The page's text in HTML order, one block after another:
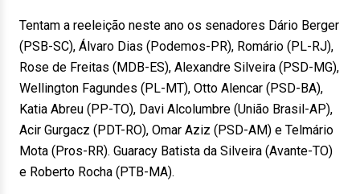
Tentam a reeleição neste ano os senadores Dário Berger
(PSB-SC), Álvaro Dias (Podemos-PR), Romário (PL-RJ),
Rose de Freitas (MDB-ES), Alexandre Silveira (PSD-MG),
Wellington Fagundes (PL-MT), Otto Alencar (PSD-BA),
Katia Abreu (PP-TO), Davi Alcolumbre (União Brasil-AP),
Acir Gurgacz (PDT-RO), Omar Aziz (PSD-AM) e Telmário
Mota (Pros-RR). Guaracy Batista da Silveira (Avante-TO)
e Roberto Rocha (PTB-MA).